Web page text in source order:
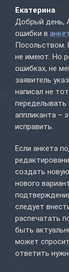
Екатерина
Добрый день,
ошибки в
Посольством.
не имеют. Но
ошибках, не
заявитель
написал не
аппликанта –
исправить.
Если анкета
создать
нового
следует
распечатать
быть
может
ответить